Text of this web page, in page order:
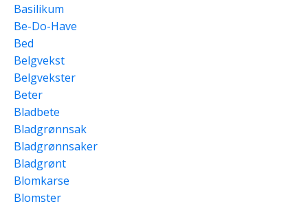
Basilikum
Be-Do-Have
Bed
Belgvekst
Belgvekster
Beter
Bladbete
Bladgrønnsak
Bladgrønnsaker
Bladgrønt
Blomkarse
Blomster